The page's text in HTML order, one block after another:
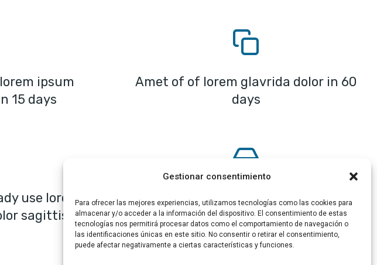
Gestionar consentimiento
Para ofrecer las mejores experiencias, utilizamos tecnologías como las cookies para
almacenar y/o acceder a la información del dispositivo. El consentimiento de estas
tecnologías nos permitirá procesar datos como el comportamiento de navegación o
las identificaciones únicas en este sitio. No consentir o retirar el consentimiento,
puede afectar negativamente a ciertas características y funciones.
ipsum
15 days
Amet of of lorem glavrida dolor in 60
days
use lorem
sagittis
Dolor interdum tincidunt eget